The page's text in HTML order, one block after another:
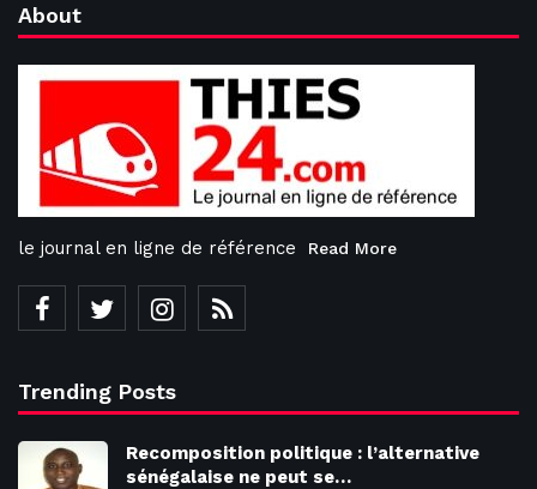
About
le journal en ligne de référence Read More
Trending Posts
Recomposition politique : l’alternative
sénégalaise ne peut se…